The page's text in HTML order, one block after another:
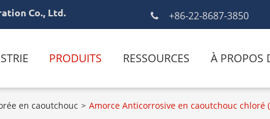
Co., Ltd. +86-22-8687-3850
PRODUITS RESSOURCES À PROPOS
en caoutchouc Amorce Anticorrosive en caoutchouc chloré